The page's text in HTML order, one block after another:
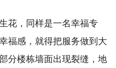
，同样是一名幸福专
福感，就得把服务做到大
分楼栋墙面出现裂缝，地